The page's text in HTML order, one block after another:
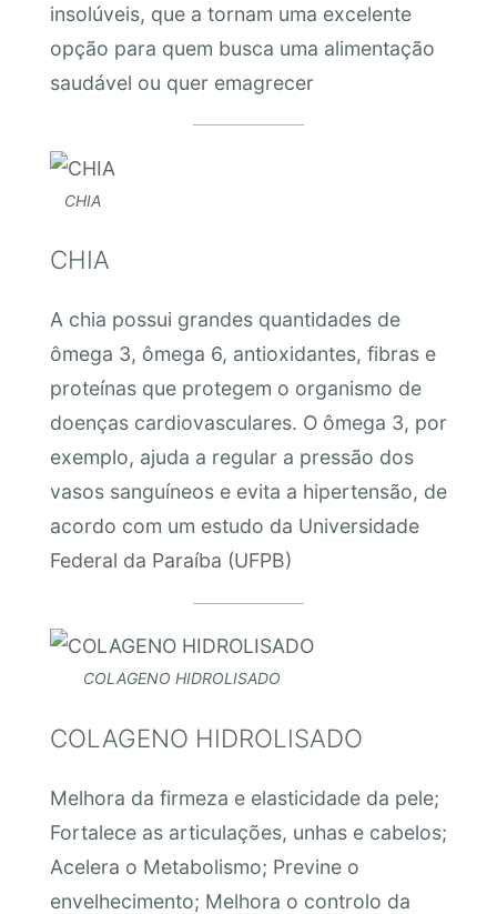
insolúveis, que a tornam uma excelente
opção para quem busca uma alimentação
saudável ou quer emagrecer
CHIA
CHIA
A chia possui grandes quantidades de
ômega 3, ômega 6, antioxidantes, fibras e
proteínas que protegem o organismo de
doenças cardiovasculares. O ômega 3, por
exemplo, ajuda a regular a pressão dos
vasos sanguíneos e evita a hipertensão, de
acordo com um estudo da Universidade
Federal da Paraíba (UFPB)
COLAGENO HIDROLISADO
COLAGENO HIDROLISADO
Melhora da firmeza e elasticidade da pele;
Fortalece as articulações, unhas e cabelos;
Acelera o Metabolismo; Previne o
envelhecimento; Melhora o controlo da